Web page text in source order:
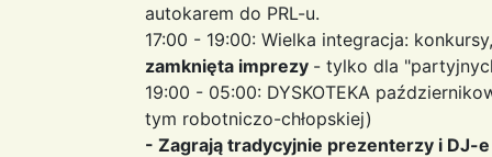
autokarem do PRL-u.
17:00 - 19:00: Wielka integracja:
zamknięta imprezy - tylko dla
19:00 - 05:00: DYSKOTEKA
tym robotniczo-chłopskiej)
- Zagrają tradycyjnie prezenterzy i DJ-